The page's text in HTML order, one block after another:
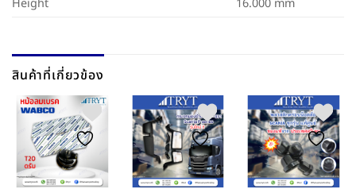
สินค้าที่เกี่ยวข้อง